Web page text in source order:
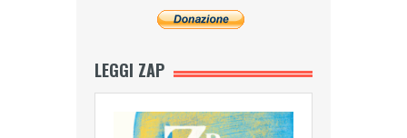
LEGGI ZAP